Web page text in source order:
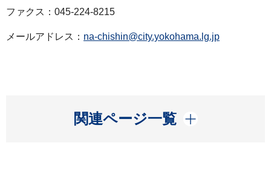
ファクス：045-224-8215
メールアドレス： na-chishin@city.yokohama.lg.jp
関連ページ一覧
開く